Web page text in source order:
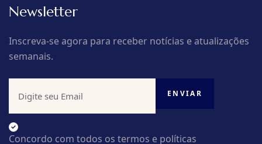
Newsletter
Inscreva-se agora para receber notícias e atualizações
semanais.
Concordo com todos os termos e políticas